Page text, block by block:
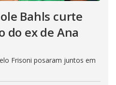
Bahls curte
do ex de Ana
Frisoni posaram juntos em